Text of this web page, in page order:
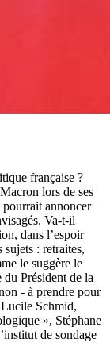
française ?
lors de ses
annoncer
Va-t-il
dans l’espoir
: retraites,
le suggère le
du Président de la
- à prendre pour
Schmid,
», Stéphane
de sondage